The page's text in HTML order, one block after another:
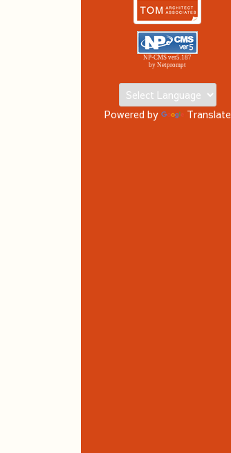
NP-CMS ver5.187
by Netprompt
Powered by Translate